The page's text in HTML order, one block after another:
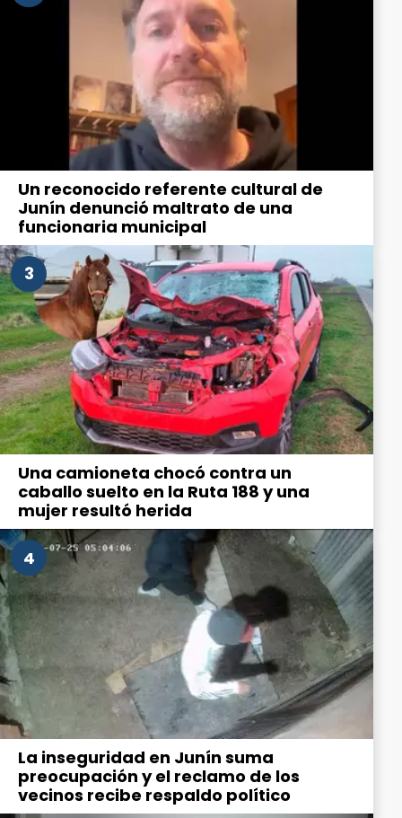
Un reconocido referente cultural de
Junín denunció maltrato de una
funcionaria municipal
3
Una camioneta chocó contra un
caballo suelto en la Ruta 188 y una
mujer resultó herida
4
La inseguridad en Junín suma
preocupación y el reclamo de los
vecinos recibe respaldo político